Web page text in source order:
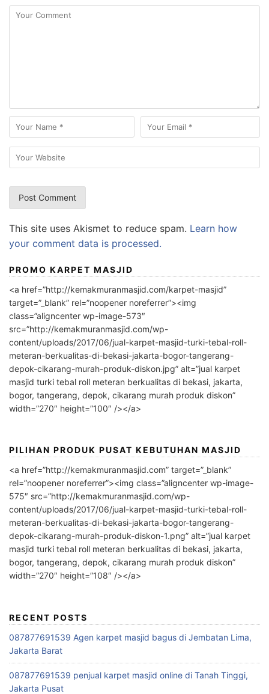
This site uses Akismet to reduce spam. Learn how
your comment data is processed.
PROMO KARPET MASJID
<a href=”http://kemakmuranmasjid.com/karpet-masjid”
target=”_blank” rel=”noopener noreferrer”><img
class=”aligncenter wp-image-573″
src=”http://kemakmuranmasjid.com/wp-
content/uploads/2017/06/jual-karpet-masjid-turki-tebal-roll-
meteran-berkualitas-di-bekasi-jakarta-bogor-tangerang-
depok-cikarang-murah-produk-diskon.jpg” alt=”jual karpet
masjid turki tebal roll meteran berkualitas di bekasi, jakarta,
bogor, tangerang, depok, cikarang murah produk diskon”
width=”270″ height=”100″ /></a>
PILIHAN PRODUK PUSAT KEBUTUHAN MASJID
<a href=”http://kemakmuranmasjid.com” target=”_blank”
rel=”noopener noreferrer”><img class=”aligncenter wp-image-
575″ src=”http://kemakmuranmasjid.com/wp-
content/uploads/2017/06/jual-karpet-masjid-turki-tebal-roll-
meteran-berkualitas-di-bekasi-jakarta-bogor-tangerang-
depok-cikarang-murah-produk-diskon-1.png” alt=”jual karpet
masjid turki tebal roll meteran berkualitas di bekasi, jakarta,
bogor, tangerang, depok, cikarang murah produk diskon”
width=”270″ height=”108″ /></a>
RECENT POSTS
087877691539 Agen karpet masjid bagus di Jembatan Lima,
Jakarta Barat
087877691539 penjual karpet masjid online di Tanah Tinggi,
Jakarta Pusat